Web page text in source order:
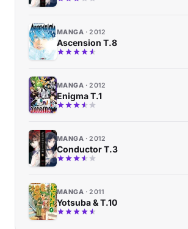
MANGA 2012
Ascension T.8
MANGA 2012
Enigma T.1
MANGA 2012
Conductor T.3
MANGA 2011
Yotsuba & T.10